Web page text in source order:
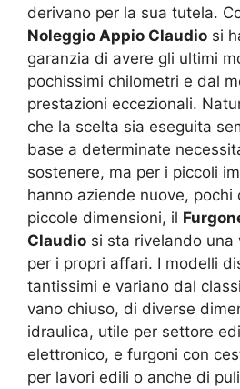
derivano per la sua tutela.
Noleggio Appio Claudio si
garanzia di avere gli ultimi
pochissimi chilometri e dal
prestazioni eccezionali.
che la scelta sia eseguita
base a determinate
sostenere, ma per i piccoli
hanno aziende nuove, pochi
piccole dimensioni, il
Claudio si sta rivelando una
per i propri affari. I modelli
tantissimi e variano dal
vano chiuso, di diverse
idraulica, utile per settore
elettronico, e furgoni con
per lavori edili o anche di